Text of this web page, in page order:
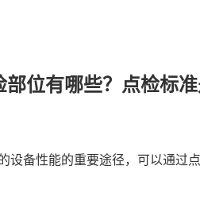
位有哪些？点检标准
设备性能的重要途径，可以通